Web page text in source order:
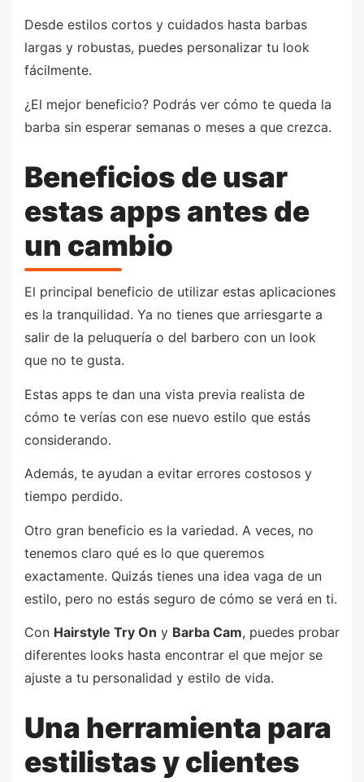
Desde estilos cortos y cuidados hasta barbas
largas y robustas, puedes personalizar tu look
fácilmente.
¿El mejor beneficio? Podrás ver cómo te queda la
barba sin esperar semanas o meses a que crezca.
Beneficios de usar
estas apps antes de
un cambio
El principal beneficio de utilizar estas aplicaciones
es la tranquilidad. Ya no tienes que arriesgarte a
salir de la peluquería o del barbero con un look
que no te gusta.
Estas apps te dan una vista previa realista de
cómo te verías con ese nuevo estilo que estás
considerando.
Además, te ayudan a evitar errores costosos y
tiempo perdido.
Otro gran beneficio es la variedad. A veces, no
tenemos claro qué es lo que queremos
exactamente. Quizás tienes una idea vaga de un
estilo, pero no estás seguro de cómo se verá en ti.
Con Hairstyle Try On y Barba Cam, puedes probar
diferentes looks hasta encontrar el que mejor se
ajuste a tu personalidad y estilo de vida.
Una herramienta para
estilistas y clientes